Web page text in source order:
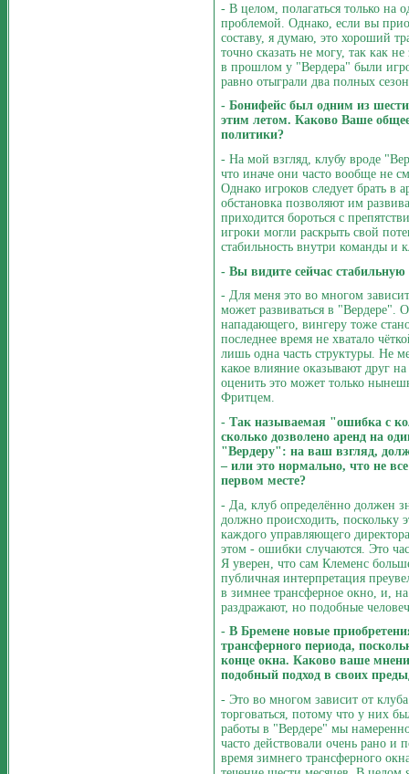
- В целом, полагаться только на
проблемой. Однако, если вы
составу, я думаю, это хороший
точно сказать не могу, так как
в прошлом у "Вердера" были
равно отыграли два полных
- Бонифейс был одним из
этим летом. Каково Ваше
политики?
- На мой взгляд, клубу вроде
что иначе они часто вообще не
Однако игроков следует брать в
обстановка позволяют им
приходится бороться с
игроки могли раскрыть свой
стабильность внутри команды и
- Вы видите сейчас
- Для меня это во многом
может развиваться в "Вердере".
нападающего, вингеру тоже
последнее время не хватало
лишь одна часть структуры. Не
какое влияние оказывают друг
оценить это может только
Фритцем.
- Так называемая "ошибка с
сколько дозволено аренд на
"Вердеру": на ваш взгляд,
– или это нормально, что не
первом месте?
- Да, клуб определённо должен
должно происходить, поскольку
каждого управляющего
этом - ошибки случаются. Это
Я уверен, что сам Клеменс
публичная интерпретация
в зимнее трансферное окно, и,
раздражают, но подобные
- В Бремене новые
трансферного периода,
конце окна. Каково ваше
подобный подход в своих
- Это во многом зависит от
торговаться, потому что у них
работы в "Вердере" мы
часто действовали очень рано
время зимнего трансферного